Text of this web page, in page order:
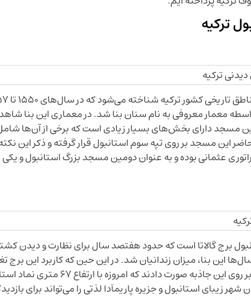
ترکیه
معمار معروفی به نام سنان بنا شد. در معماری این بنا شاهد
مسجد دارای بخش‌های بسیار زیادی است که برخی از آن‌ها شامل
این مسجد بر روی تپه سوم استانبول قرار گرفته و ذکر
عثمانی بوده و به عنوان دومین مسجد بزرگ استانبول و یکی
برج گالاتا است که حدود هفتصد سال برای نظارت و
بنا، میزان زندانیان شد. در این حین که کاربرد این برج
تعمیرات و بازسازی‌هایی هم بر روی این
شهر زیبای استانبول و جزیره پاریمآدا لذتی را می‌تواند برای